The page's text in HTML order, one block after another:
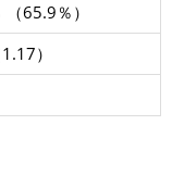
65.9％）
）